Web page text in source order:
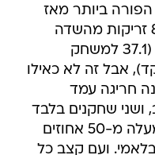
ביותר מאז
1991/92 בתחום זה, נזרקו 86.1 זריקות מהשדה
לערב. כנ"ל לגבי זריקות עונשין (37.1 למשחק
לעומת 21.7 אשתקד), אבל זה לא כאילו
חריגה עמד
על 45.9 לערב, ושני שחקנים בלבד
(לעומת 28 אשתקד) רשמו למעלה מ-50 אחוזים
ועם קצב כל